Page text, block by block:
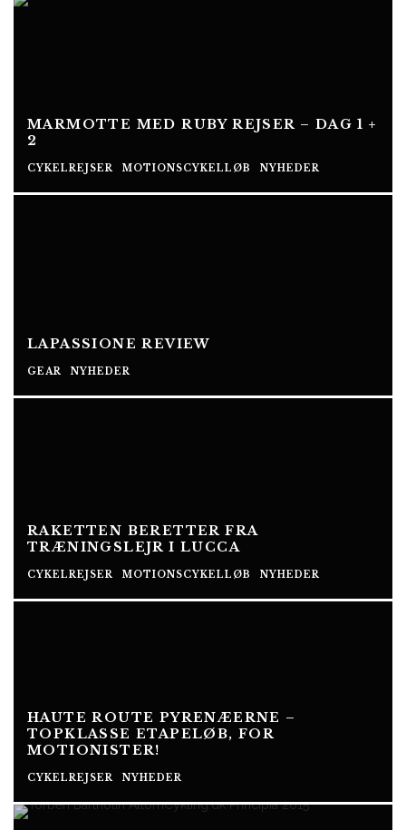
MARMOTTE MED RUBY REJSER – DAG 1 +
2
CYKELREJSER MOTIONSCYKELLØB NYHEDER
LAPASSIONE REVIEW
GEAR NYHEDER
RAKETTEN BERETTER FRA
TRÆNINGSLEJR I LUCCA
CYKELREJSER MOTIONSCYKELLØB NYHEDER
HAUTE ROUTE PYRENÆERNE –
TOPKLASSE ETAPELØB, FOR
MOTIONISTER!
CYKELREJSER NYHEDER